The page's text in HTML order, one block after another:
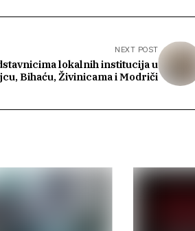
NEXT POST
lokalnih institucija u
Bihaću, Živinicama i Modriči